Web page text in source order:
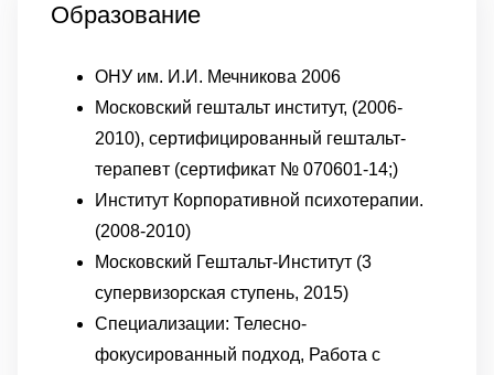
Образование
ОНУ им. И.И. Мечникова 2006
Московский гештальт институт, (2006-
2010), сертифицированный гештальт-
терапевт (сертификат № 070601-14;)
Институт Корпоративной психотерапии.
(2008-2010)
Московский Гештальт-Институт (3
супервизорская ступень, 2015)
Специализации: Телесно-
фокусированный подход, Работа с